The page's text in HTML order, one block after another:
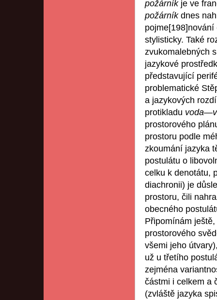
požárník je ve
požárník dnes
stylisticky. Také
zvukomalebných
jazykové
představující
problematické
a jazykových
protikladu voda—
prostorového
prostoru podle
zkoumání jazyka
postulátu o
celku k denotátu,
diachronii) je
prostoru, čili
obecného
Připomínám
prostorového
všemi jeho
už u třetího
zejména
částmi i celkem a
(zvláště jazyka